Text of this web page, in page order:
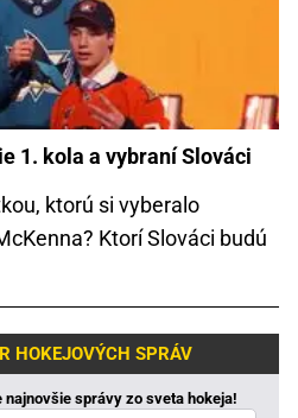
1. kola a vybraní Slováci
ktorú si vyberalo
Ktorí Slováci budú
HOKEJOVÝCH SPRÁV
správy zo sveta hokeja!